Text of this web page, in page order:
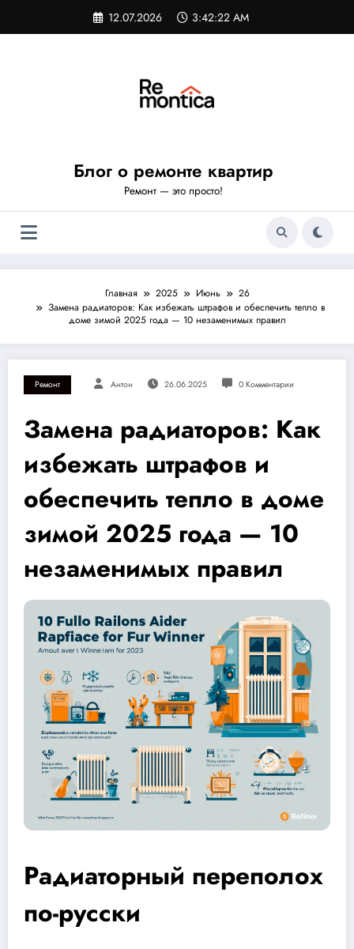
содержимому
12.07.2026 3:42:23 AM
Блог о ремонте квартир
Ремонт — это просто!
Главная 2025 Июнь
26
Замена радиаторов: Как избежать штрафов и обеспечить тепло в
доме зимой 2025 года — 10 незаменимых правил
Ремонт Антон 26.06.2025 0 Комментарии
Замена радиаторов: Как
избежать штрафов и
обеспечить тепло в доме
зимой 2025 года — 10
незаменимых правил
Радиаторный переполох
по-русски